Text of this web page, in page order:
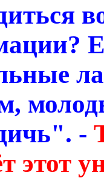
-
этот